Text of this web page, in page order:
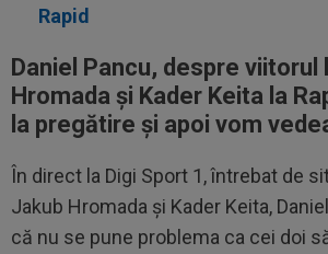
Rapid
Daniel Pancu, despre viitorul
Hromada și Kader Keita la
la pregătire și apoi vom
În direct la Digi Sport 1, întrebat de
Jakub Hromada și Kader Keita,
că nu se pune problema ca cei doi